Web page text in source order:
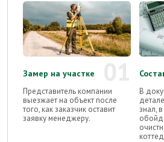
Замер на участке
Представитель компании
выезжает на объект после
того, как заказчик оставит
заявку менеджеру.
В
знал,